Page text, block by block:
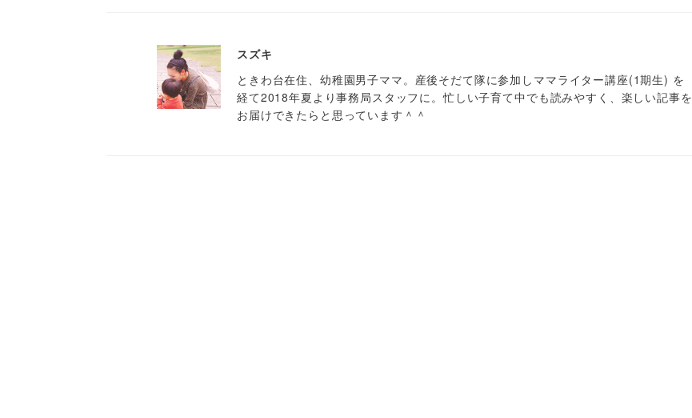
スズキ
ときわ台在住、幼稚園男子ママ。産後そだて隊に参加しママライター講座(1期生) を
経て2018年夏より事務局スタッフに。忙しい子育て中でも読みやすく、楽しい記事を
お届けできたらと思っています＾＾